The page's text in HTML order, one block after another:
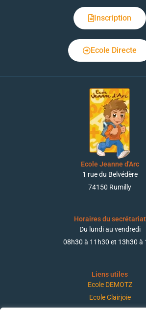
Inscription
Ecole Directe
Ecole Jeanne d'Arc
1 rue du Belvédère
74150 Rumilly
Horaires du secrétariat
Du lundi au vendredi
08h30 à 11h30 et 13h30 à
Liens utiles
Ecole DEMOTZ
Ecole Clairjoie